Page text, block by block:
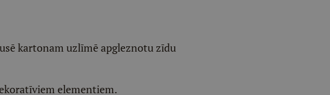
kartonam uzlīmē apgleznotu zīdu
elementiem.